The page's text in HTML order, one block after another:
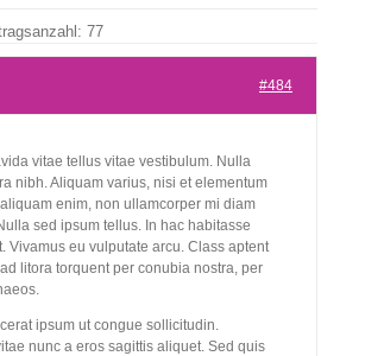
Kontakt
77
#484
vitae tellus vitae vestibulum. Nulla
nibh. Aliquam varius, nisi et elementum
enim, non ullamcorper mi diam
sed ipsum tellus. In hac habitasse
Vivamus eu vulputate arcu. Class aptent
litora torquent per conubia nostra, per
ipsum ut congue sollicitudin.
nunc a eros sagittis aliquet. Sed quis